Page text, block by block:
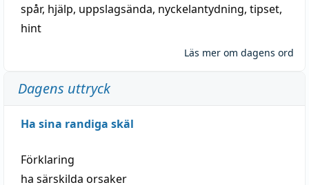
spår, hjälp, uppslagsända, nyckelantydning, tipset,
hint
Läs mer om dagens ord
Dagens uttryck
Ha sina randiga skäl
Förklaring
ha särskilda orsaker